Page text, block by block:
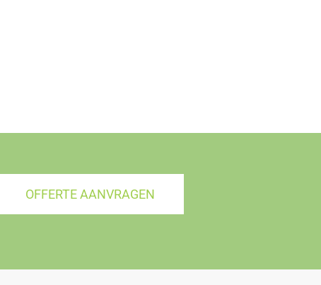
OFFERTE AANVRAGEN